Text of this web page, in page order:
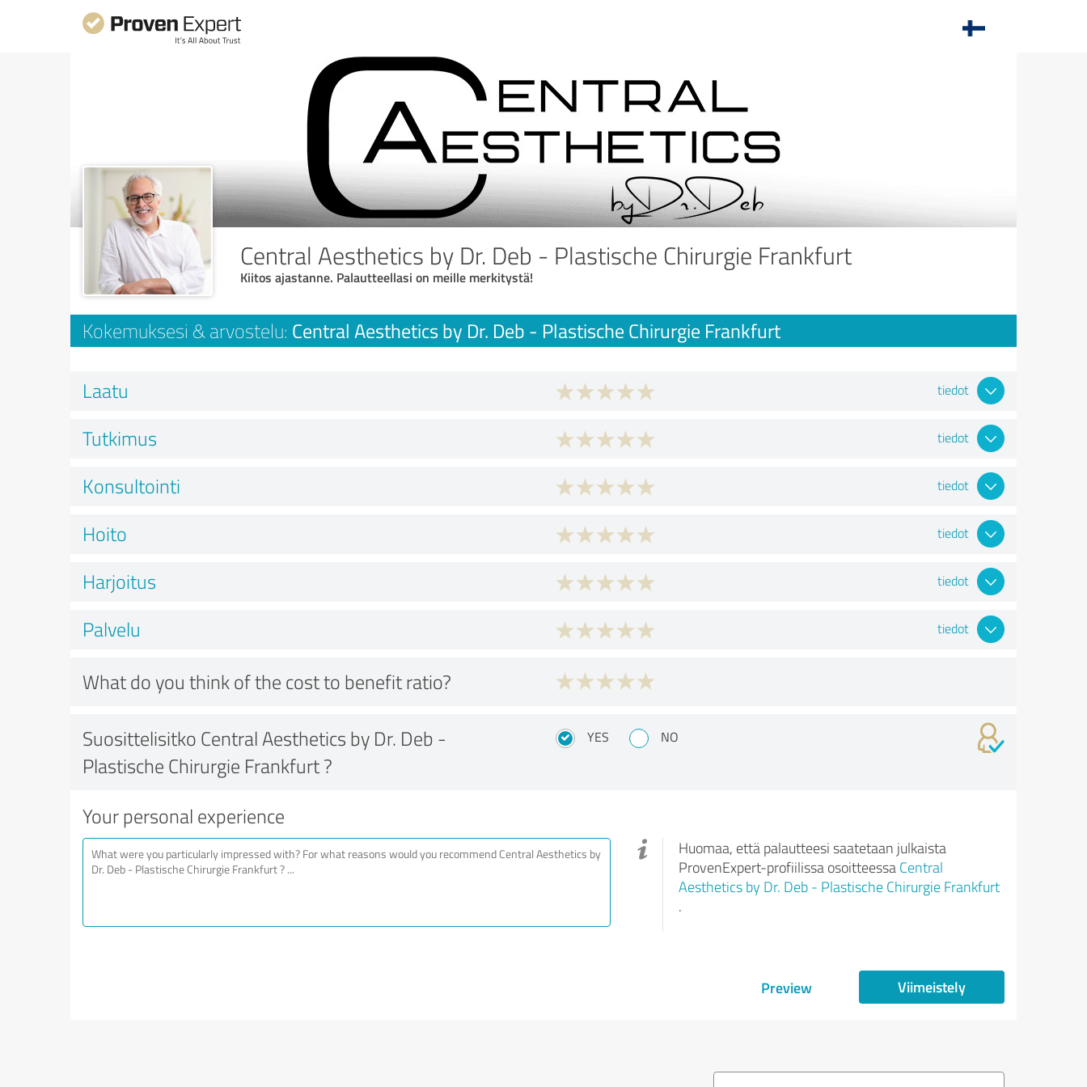
Central Aesthetics by Dr. Deb - Plastische Chirurgie Frankfurt
Kiitos ajastanne. Palautteellasi on meille merkitystä!
Kokemuksesi & arvostelu: Central Aesthetics by Dr. Deb - Plastische Chirurgie Frankfurt
Laatu tiedot
Tutkimus tiedot
Konsultointi tiedot
Hoito tiedot
Harjoitus tiedot
Palvelu tiedot
What do you think of the cost to benefit ratio?
Suosittelisitko Central Aesthetics by Dr. Deb -
Plastische Chirurgie Frankfurt ?
YES NO
Your personal experience
Huomaa, että palautteesi saatetaan julkaista
ProvenExpert-profiilissa osoitteessa Central
Aesthetics by Dr. Deb - Plastische Chirurgie Frankfurt
.
Preview Viimeistely